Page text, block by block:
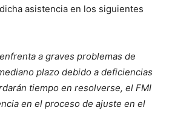
asistencia en los siguientes
a graves problemas de
plazo debido a deficiencias
tiempo en resolverse, el FMI
en el proceso de ajuste en el